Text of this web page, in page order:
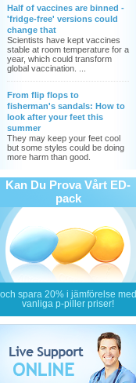
Half of vaccines are binned -
'fridge-free' versions could
change that
Scientists have kept vaccines
stable at room temperature for a
year, which could transform
global vaccination. ...
From flip flops to
fisherman's sandals: How to
look after your feet this
summer
They may keep your feet cool
but some styles could be doing
more harm than good.
Kan Du Prova Vårt ED-
pack
och spara 20%i jämförelse med
vanliga p-piller priser!